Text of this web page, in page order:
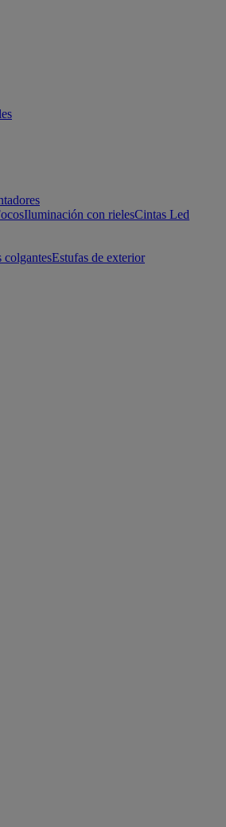
Iluminación con rielesCintas Led
colgantesEstufas de exterior